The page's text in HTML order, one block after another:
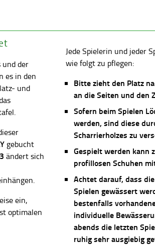
und der
es in den
und
gebucht
ändert sich
ein,
optimalen
Jede Spielerin und jeder
wie folgt zu pflegen:
Bitte zieht den Platz
an die Seiten und den
Sofern beim Spielen
werden, sind diese
Scharrierholzes zu
Gespielt werden kann
profillosen Schuhen
Achtet darauf, dass
Spielen gewässert
bestenfalls
individuelle
abends die letzten
ruhig sehr ausgiebig